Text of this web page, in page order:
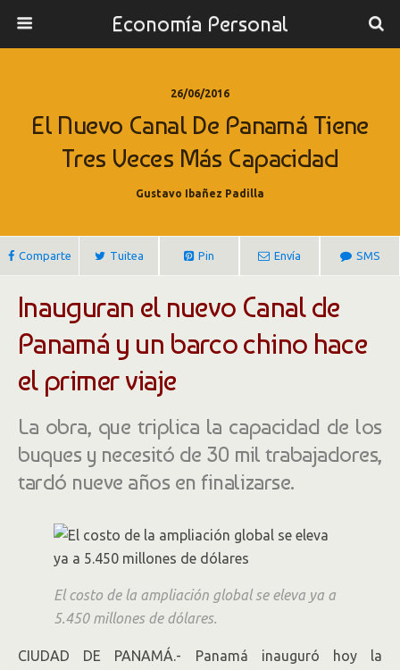
Economía Personal
26/06/2016
El Nuevo Canal De Panamá Tiene
Tres Veces Más Capacidad
Gustavo Ibañez Padilla
Comparte Tuitea Pin Envía SMS
Inauguran el nuevo Canal de
Panamá y un barco chino hace
el primer viaje
La obra, que triplica la capacidad de los
buques y necesitó de 30 mil trabajadores,
tardó nueve años en finalizarse.
El costo de la ampliación global se eleva ya a
5.450 millones de dólares.
CIUDAD DE PANAMÁ.- Panamá inauguró hoy la